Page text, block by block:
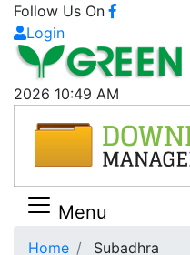
Follow Us On
Login
2026 10:49 AM
Menu
Home Subadhra